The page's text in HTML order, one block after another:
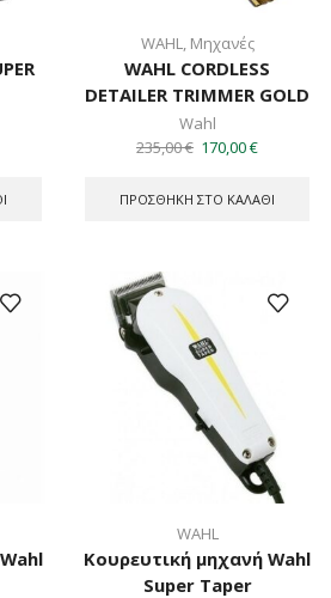
WAHL, Μηχανές
WAHL CORDLESS
DETAILER TRIMMER GOLD
Wahl
235,00€ Original
was:
170,00€Η
τιμή
ΠΡΟΣΘΉΚΗ ΣΤΟ ΚΑΛΆΘΙ
WAHL
Κουρευτική μηχανή Wahl
Super Taper